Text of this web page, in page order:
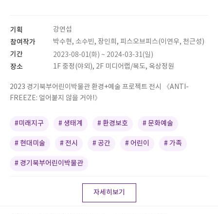
기획 강연섭
참여작가 박수현, 소수빈, 장인희, 피스오브피스(이연우, 천근성)
기간 2023-08-01(화) ~ 2024-03-31(일)
장소 1F 중정(야외), 2F 미디어랩/복도, 옥상정원
2023 경기북부어린이박물관 환경+예술 프로젝트 전시 《ANTI-
FREEZE: 얼어붙지 않을 거야!》
#미래지구 # 생태계 # 환경보호 # 문화예술
# 현대미술 # 전시 # 공간 # 어린이 # 가족
# 경기북부어린이박물관
자세히보기